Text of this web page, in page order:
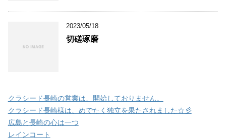
2023/05/18
切磋琢磨
クラシード長崎の営業は、開始しておりません。
クラシード長崎様は、めでたく独立を果たされました☆彡
広島と長崎の心は一つ
レインコート